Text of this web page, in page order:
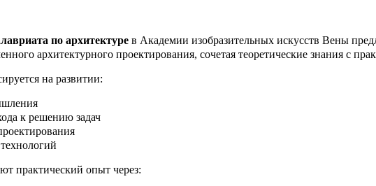
по архитектурев Академии изобразительных искусств Вены
архитектурного проектирования, сочетая теоретические знания с
на развитии:
к решению задач
практический опыт через: